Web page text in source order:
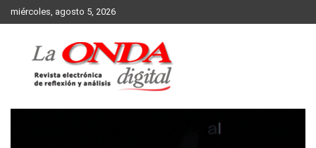
to
miércoles, agosto 5, 2026